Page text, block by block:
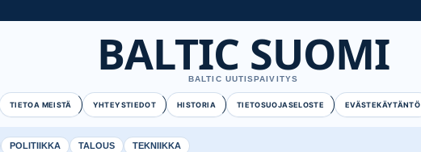
BALTIC SUOMI
BALTIC UUTISPAIVITYS
TIETOA MEISTÄ YHTEYSTIEDOT HISTORIA TIETOSUOJASELOSTE EVÄSTEKÄYTÄNTÖ
POLITIIKKA TALOUS TEKNIIKKA